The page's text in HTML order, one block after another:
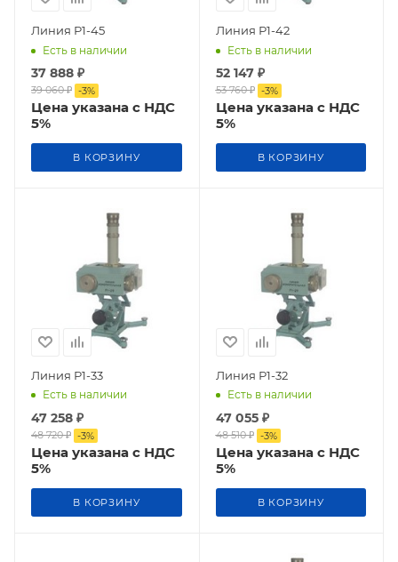
Линия Р1-45
Есть в наличии
37 888 ₽
39 060₽ -3%
Цена указана с НДС
5%
В КОРЗИНУ
Линия Р1-42
Есть в наличии
52 147₽
53 760₽ -3%
Цена указана с НДС
5%
В КОРЗИНУ
Линия Р1-33
Есть в наличии
47 258 ₽
48 720₽ -3%
Цена указана с НДС
5%
В КОРЗИНУ
Линия Р1-32
Есть в наличии
47 055₽
48 510₽ -3%
Цена указана с НДС
5%
В КОРЗИНУ